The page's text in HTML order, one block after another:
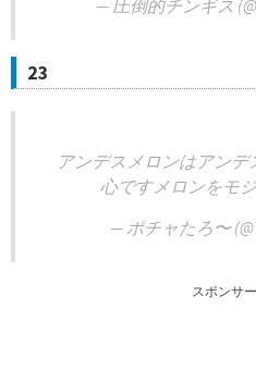
— 圧倒的チンギス
23
アンデスメロンはアン
心ですメロンをモ
— ポチャたろ〜
スポンサ